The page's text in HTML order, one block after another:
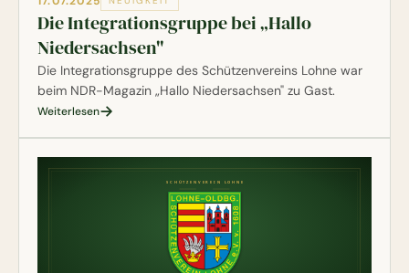
Die Integrationsgruppe bei „Hallo
Niedersachsen"
Die Integrationsgruppe des Schützenvereins Lohne war
beim NDR-Magazin „Hallo Niedersachsen" zu Gast.
Weiterlesen